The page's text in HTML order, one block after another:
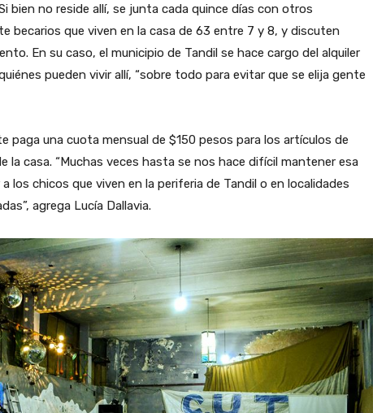
bien no reside allí, se junta cada quince días con otros
becarios que viven en la casa de 63 entre 7 y 8, y discuten
En su caso, el municipio de Tandil se hace cargo del alquiler
pueden vivir allí, “sobre todo para evitar que se elija gente
paga una cuota mensual de $150 pesos para los artículos de
la casa. “Muchas veces hasta se nos hace difícil mantener esa
los chicos que viven en la periferia de Tandil o en localidades
agrega Lucía Dallavia.